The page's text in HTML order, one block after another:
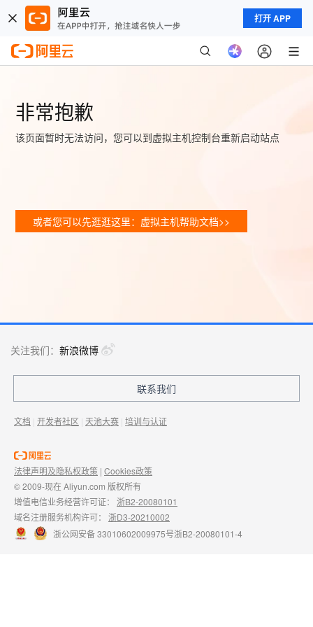
打开 APP
非常抱歉
该页面暂时无法访问，您可以到虚拟主机控制台重新启动站点
或者您可以先逛逛这里：虚拟主机帮助文档>>